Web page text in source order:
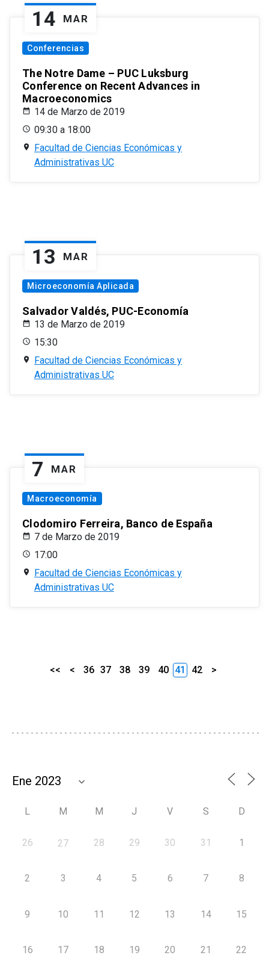
14 MAR
Conferencias
The Notre Dame – PUC Luksburg
Conference on Recent Advances in
Macroeconomics
14 de Marzo de 2019
09:30 a 18:00
Facultad de Ciencias Económicas y
Administrativas UC
13 MAR
Microeconomía Aplicada
Salvador Valdés, PUC-Economía
13 de Marzo de 2019
15:30
Facultad de Ciencias Económicas y
Administrativas UC
7 MAR
Macroeconomía
Clodomiro Ferreira, Banco de España
7 de Marzo de 2019
17:00
Facultad de Ciencias Económicas y
Administrativas UC
<< < 36 37 38 39 40 41 42 >
L M M J V S D
26 27 28 29 30 31 1
2 3 4 5 6 7 8
9 10 11 12 13 14 15
16 17 18 19 20 21 22